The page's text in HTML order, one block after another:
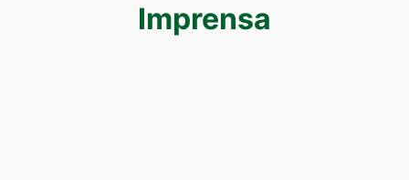
Imprensa